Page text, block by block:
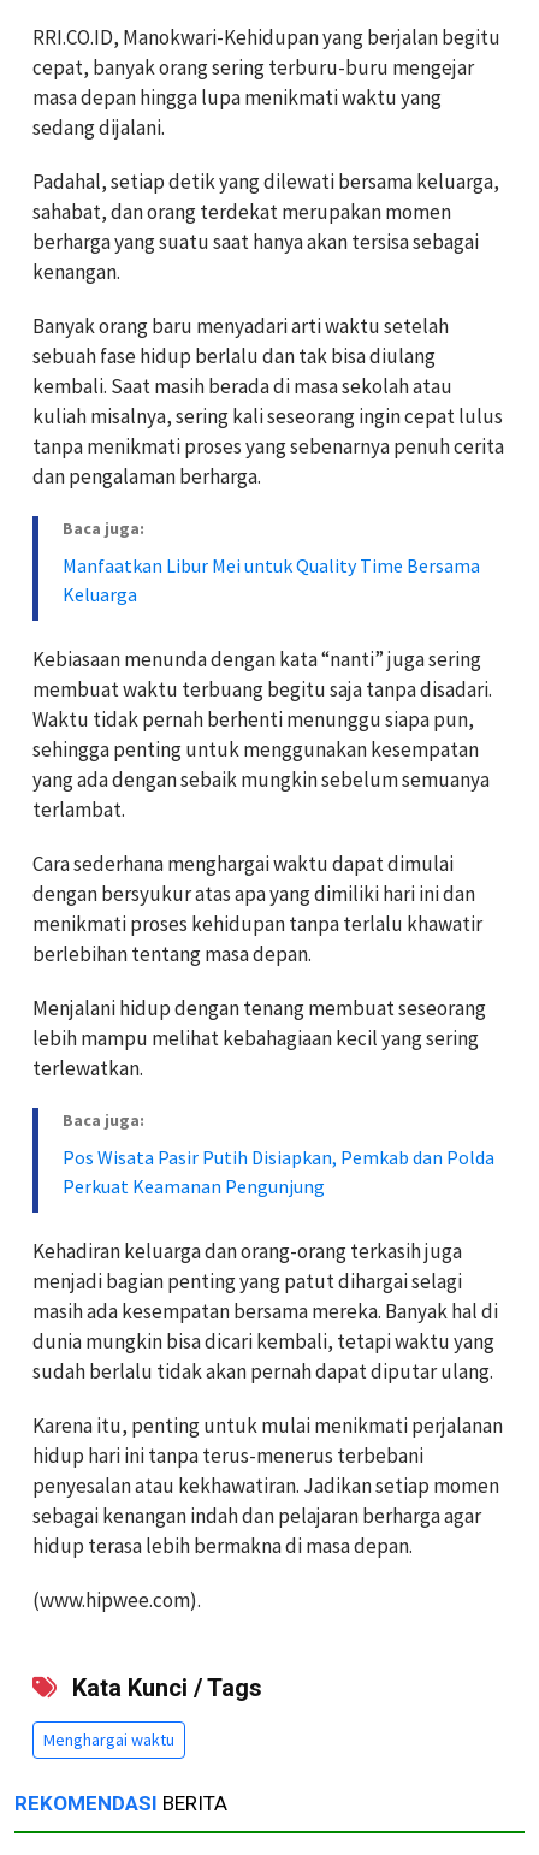
RRI.CO.ID, Manokwari-Kehidupan yang berjalan begitu
cepat, banyak orang sering terburu-buru mengejar
masa depan hingga lupa menikmati waktu yang
sedang dijalani.
Padahal, setiap detik yang dilewati bersama keluarga,
sahabat, dan orang terdekat merupakan momen
berharga yang suatu saat hanya akan tersisa sebagai
kenangan.
Banyak orang baru menyadari arti waktu setelah
sebuah fase hidup berlalu dan tak bisa diulang
kembali. Saat masih berada di masa sekolah atau
kuliah misalnya, sering kali seseorang ingin cepat lulus
tanpa menikmati proses yang sebenarnya penuh cerita
dan pengalaman berharga.
Baca juga:
Manfaatkan Libur Mei untuk Quality Time Bersama
Keluarga
Kebiasaan menunda dengan kata “nanti” juga sering
membuat waktu terbuang begitu saja tanpa disadari.
Waktu tidak pernah berhenti menunggu siapa pun,
sehingga penting untuk menggunakan kesempatan
yang ada dengan sebaik mungkin sebelum semuanya
terlambat.
Cara sederhana menghargai waktu dapat dimulai
dengan bersyukur atas apa yang dimiliki hari ini dan
menikmati proses kehidupan tanpa terlalu khawatir
berlebihan tentang masa depan.
Menjalani hidup dengan tenang membuat seseorang
lebih mampu melihat kebahagiaan kecil yang sering
terlewatkan.
Baca juga:
Pos Wisata Pasir Putih Disiapkan, Pemkab dan Polda
Perkuat Keamanan Pengunjung
Kehadiran keluarga dan orang-orang terkasih juga
menjadi bagian penting yang patut dihargai selagi
masih ada kesempatan bersama mereka. Banyak hal di
dunia mungkin bisa dicari kembali, tetapi waktu yang
sudah berlalu tidak akan pernah dapat diputar ulang.
Karena itu, penting untuk mulai menikmati perjalanan
hidup hari ini tanpa terus-menerus terbebani
penyesalan atau kekhawatiran. Jadikan setiap momen
sebagai kenangan indah dan pelajaran berharga agar
hidup terasa lebih bermakna di masa depan.
(www.hipwee.com).
Kata Kunci / Tags
Menghargai waktu
REKOMENDASI BERITA